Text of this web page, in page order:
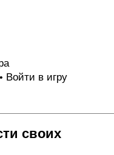
• Войти в игру
своих